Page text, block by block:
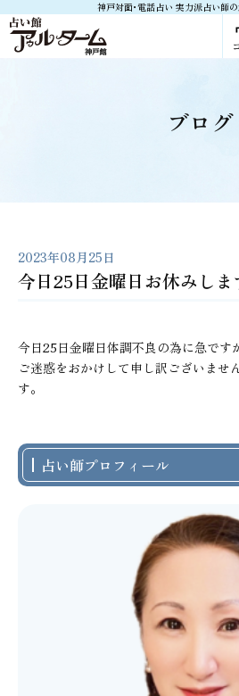
神戸対面･電話占い 実力派占い師
ブログ
2023年08月25日
今日25日金曜日お休みしま
今日25日金曜日体調不良の為に急です
ご迷惑をおかけして申し訳ございませ
す。
占い師プロフィール